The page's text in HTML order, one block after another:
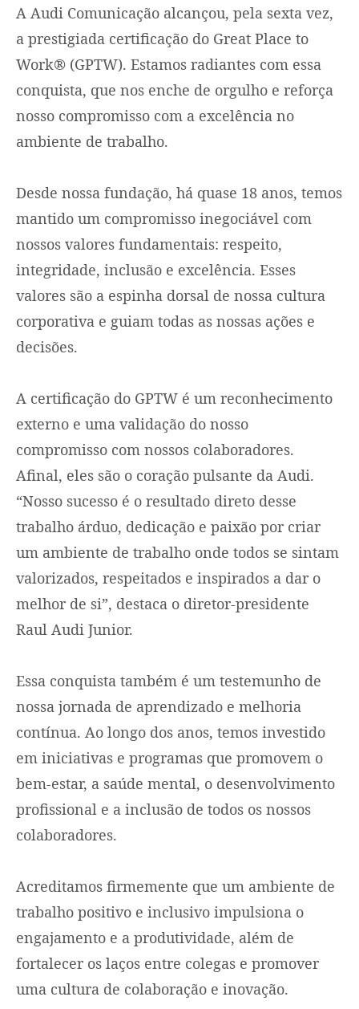
A Audi Comunicação alcançou, pela sexta vez,
a prestigiada certificação do Great Place to
Work® (GPTW). Estamos radiantes com essa
conquista, que nos enche de orgulho e reforça
nosso compromisso com a excelência no
ambiente de trabalho.
Desde nossa fundação, há quase 18 anos, temos
mantido um compromisso inegociável com
nossos valores fundamentais: respeito,
integridade, inclusão e excelência. Esses
valores são a espinha dorsal de nossa cultura
corporativa e guiam todas as nossas ações e
decisões.
A certificação do GPTW é um reconhecimento
externo e uma validação do nosso
compromisso com nossos colaboradores.
Afinal, eles são o coração pulsante da Audi.
“Nosso sucesso é o resultado direto desse
trabalho árduo, dedicação e paixão por criar
um ambiente de trabalho onde todos se sintam
valorizados, respeitados e inspirados a dar o
melhor de si”, destaca o diretor-presidente
Raul Audi Junior.
Essa conquista também é um testemunho de
nossa jornada de aprendizado e melhoria
contínua. Ao longo dos anos, temos investido
em iniciativas e programas que promovem o
bem-estar, a saúde mental, o desenvolvimento
profissional e a inclusão de todos os nossos
colaboradores.
Acreditamos firmemente que um ambiente de
trabalho positivo e inclusivo impulsiona o
engajamento e a produtividade, além de
fortalecer os laços entre colegas e promover
uma cultura de colaboração e inovação.